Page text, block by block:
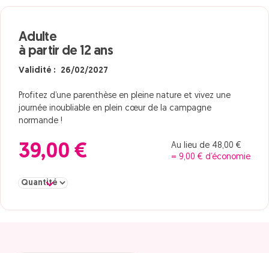
Adulte
à partir de 12 ans
Validité : 26/02/2027
Profitez d’une parenthèse en pleine nature et vivez une
journée inoubliable en plein cœur de la campagne
normande !
39,00 €
Au lieu de 48,00 €
= 9,00 € d’économie
Sélectionner la quantité pour Adulte à partir de 12 ans